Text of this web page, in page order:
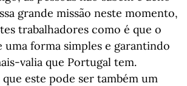
grande missão neste momento,
trabalhadores como é que o
uma forma simples e garantindo
valia que Portugal tem.
este pode ser também um